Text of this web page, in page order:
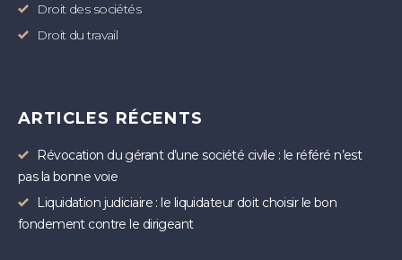
Droit des sociétés
Droit du travail
ARTICLES RÉCENTS
Révocation du gérant d’une société civile : le référé n’est
pas la bonne voie
Liquidation judiciaire : le liquidateur doit choisir le bon
fondement contre le dirigeant